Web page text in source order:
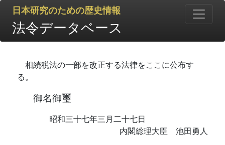
日本研究のための歴史情報
法令データベース
相続税法の一部を改正する法律をここに公布す
る。
御名御璽
昭和三十七年三月二十七日
内閣総理大臣 池田勇人